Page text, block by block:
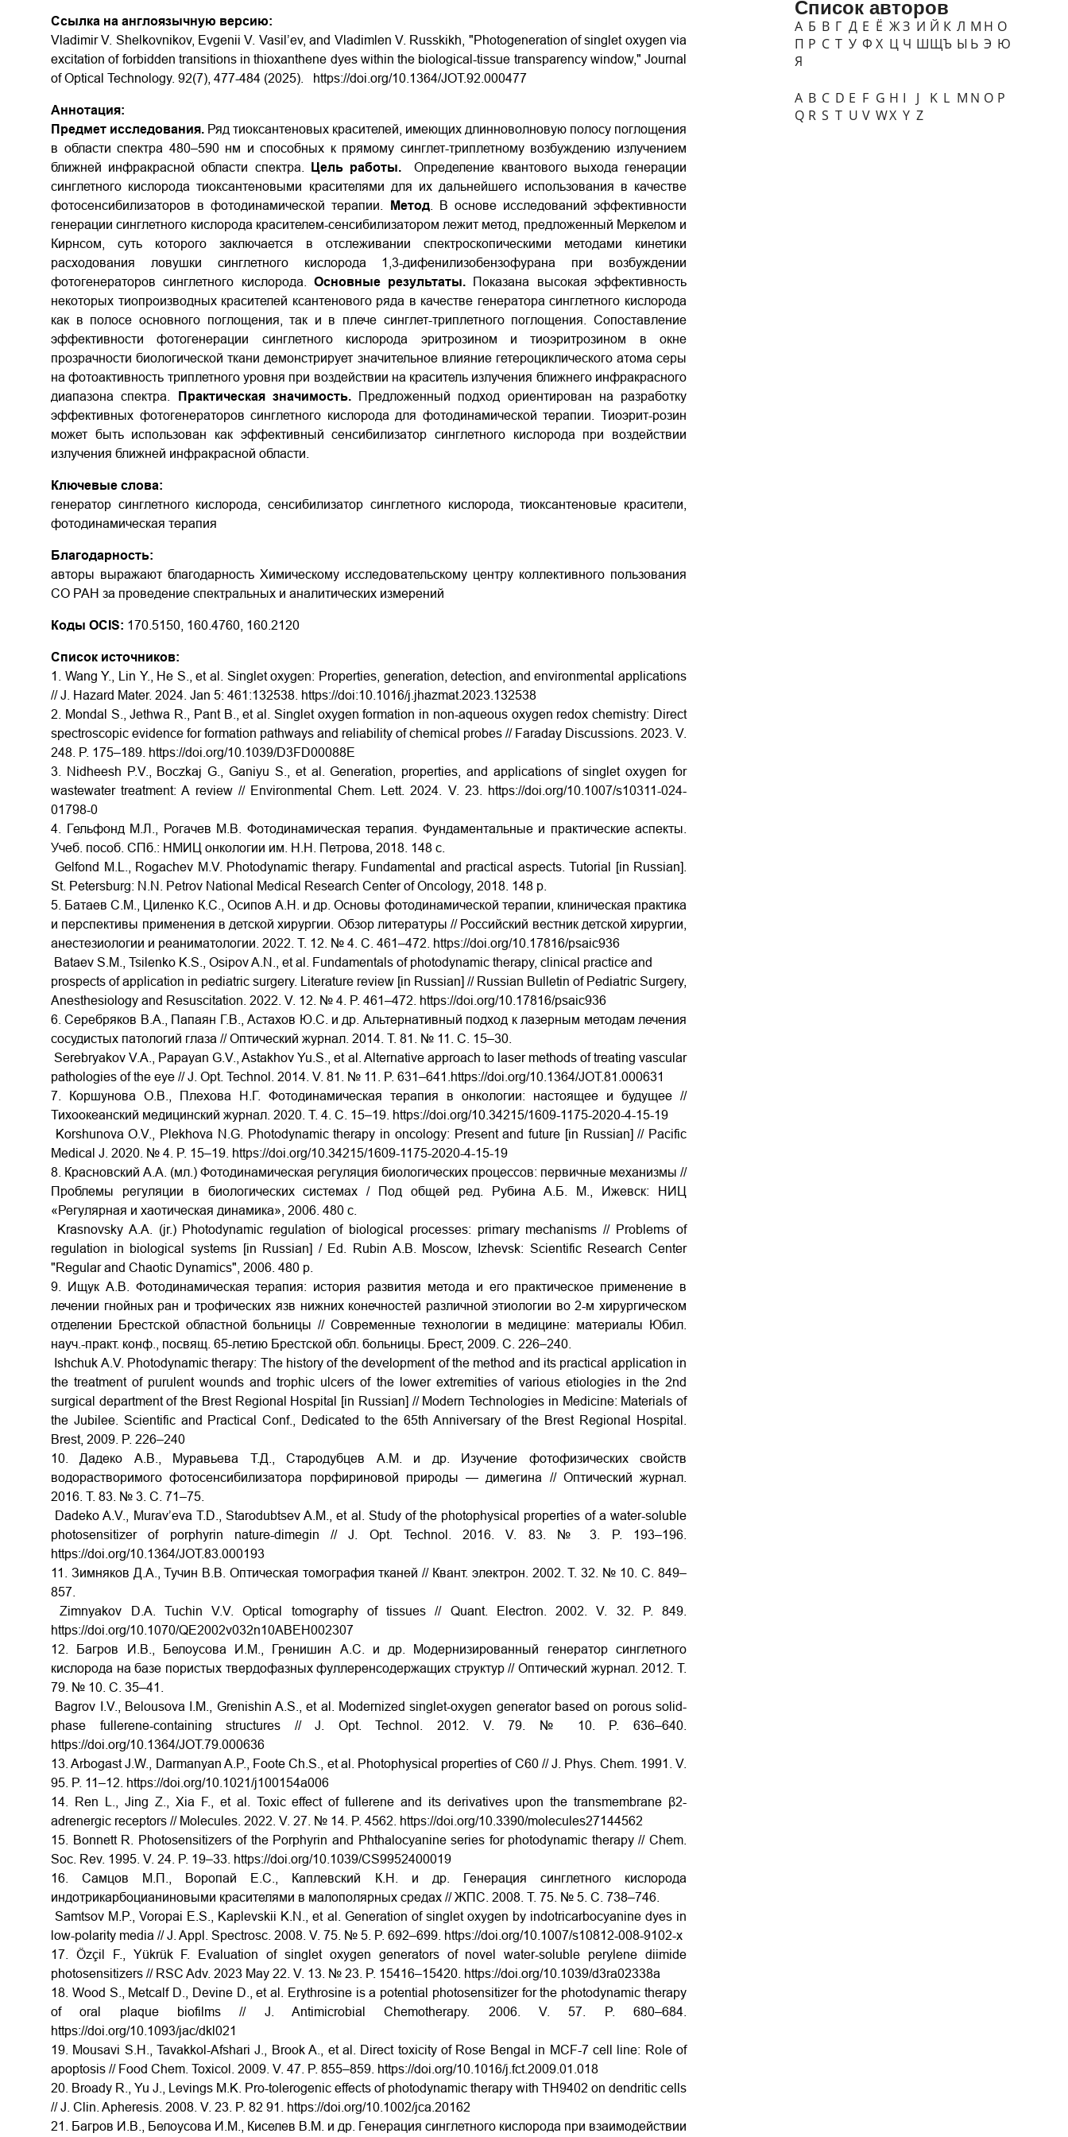
Ссылка на англоязычную версию:
Vladimir V. Shelkovnikov, Evgenii V. Vasil’ev, and Vladimlen V. Russkikh, "Photogeneration of singlet oxygen via
excitation of forbidden transitions in thioxanthene dyes within the biological-tissue transparency window," Journal
of Optical Technology. 92(7), 477-484 (2025).
https://doi.org/10.1364/JOT.92.000477
Аннотация:
Предмет исследования. Ряд тиоксантеновых красителей, имеющих длинноволновую полосу поглощения
в области спектра 480–590 нм и способных к прямому синглет-триплетному возбуждению излучением
ближней инфракрасной области спектра.
Цель работы. Определение квантового выхода генерации
синглетного кислорода тиоксантеновыми красителями для их дальнейшего использования в качестве
фотосенсибилизаторов в фотодинамической терапии.
Метод. В основе исследований эффективности
генерации синглетного кислорода красителем-сенсибилизатором лежит метод, предложенный Меркелом и
Кирнсом, суть которого заключается в отслеживании спектроскопическими методами кинетики
расходования ловушки синглетного кислорода 1,3-дифенилизобензофурана при возбуждении
фотогенераторов синглетного кислорода. Основные результаты. Показана высокая эффективность
некоторых тиопроизводных красителей ксантенового ряда в качестве генератора синглетного кислорода
как в полосе основного поглощения, так и в плече синглет-триплетного поглощения. Сопоставление
эффективности фотогенерации синглетного кислорода эритрозином и тиоэритрозином в окне
прозрачности биологической ткани демонстрирует значительное влияние гетероциклического атома серы
на фотоактивность триплетного уровня при воздействии на краситель излучения ближнего инфракрасного
диапазона спектра.
Практическая значимость.Предложенный подход ориентирован на разработку
эффективных фотогенераторов синглетного кислорода для фотодинамической терапии. Тиоэрит-розин
может быть использован как эффективный сенсибилизатор синглетного кислорода при воздействии
излучения ближней инфракрасной области.
Ключевые слова:
генератор синглетного кислорода, сенсибилизатор синглетного кислорода, тиоксантеновые красители,
фотодинамическая терапия
Благодарность:
авторы выражают благодарность Химическому исследовательскому центру коллективного пользования
СО РАН за проведение спектральных и аналитических измерений
Коды OCIS: 170.5150, 160.4760, 160.2120
Список источников:
1. Wang Y., Lin Y., He S., et al. Singlet oxygen: Properties, generation, detection, and environmental applications
// J. Hazard Mater. 2024. Jan 5: 461:132538. https://doi:10.1016/j.jhazmat.2023.132538
2. Mondal S., Jethwa R., Pant B., et al. Singlet oxygen formation in non-aqueous oxygen redox chemistry: Direct
spectroscopic evidence for formation pathways and reliability of chemical probes // Faraday Discussions. 2023. V.
248. P. 175–189. https://doi.org/10.1039/D3FD00088E
3. Nidheesh P.V., Boczkaj G., Ganiyu S., et al. Generation, properties, and applications of singlet oxygen for
wastewater treatment: A review // Environmental Chem. Lett. 2024. V. 23.
https://doi.org/10.1007/s10311-024-
01798-0
4. Гельфонд М.Л., Рогачев М.В. Фотодинамическая терапия. Фундаментальные и практические аспекты.
Учеб. пособ. СПб.: НМИЦ онкологии им. Н.Н. Петрова, 2018. 148 с.
Gelfond M.L., Rogachev M.V. Photodynamic therapy. Fundamental and practical aspects. Tutorial [in Russian].
St. Petersburg: N.N. Petrov National Medical Research Center of Oncology, 2018. 148 p.
5. Батаев С.М., Циленко К.С., Осипов А.Н. и др. Основы фотодинамической терапии, клиническая практика
и перспективы применения в детской хирургии. Обзор литературы // Российский вестник детской хирургии,
анестезиологии и реаниматологии. 2022. Т. 12. № 4. С. 461–472.
https://doi.org/10.17816/psaic936
Bataev S.M., Tsilenko K.S., Osipov A.N., et al. Fundamentals of photodynamic therapy, clinical practice and
prospects of application in pediatric surgery. Literature review [in Russian] // Russian Bulletin of Pediatric Surgery,
Anesthesiology and Resuscitation. 2022. V. 12. № 4. P. 461–472.
https://doi.org/10.17816/psaic936
6. Серебряков В.А., Папаян Г.В., Астахов Ю.С. и др. Альтернативный подход к лазерным методам лечения
сосудистых патологий глаза // Оптический журнал. 2014. Т. 81. № 11. С. 15–30.
Serebryakov V.A., Papayan G.V., Astakhov Yu.S., et al. Alternative approach to laser methods of treating vascular
pathologies of the eye // J. Opt. Technol. 2014. V. 81. № 11. P. 631–641. https://doi.org/10.1364/JOT.81.000631
7. Коршунова О.В., Плехова Н.Г. Фотодинамическая терапия в онкологии: настоящее и будущее //
Тихоокеанский медицинский журнал. 2020. Т. 4. С. 15–19. https://doi.org/10.34215/1609-1175-2020-4-15-19
Korshunova O.V., Plekhova N.G. Photodynamic therapy in oncology: Present and future [in Russian] // Pacific
Medical J. 2020. № 4. P. 15–19. https://doi.org/10.34215/1609-1175-2020-4-15-19
8. Красновский А.А. (мл.) Фотодинамическая регуляция биологических процессов: первичные механизмы //
Проблемы регуляции в биологических системах / Под общей ред. Рубина А.Б. М., Ижевск: НИЦ
«Регулярная и хаотическая динамика», 2006. 480 c.
Krasnovsky A.A. (jr.) Photodynamic regulation of biological processes: primary mechanisms // Problems of
regulation in biological systems [in Russian] / Ed. Rubin A.B. Moscow, Izhevsk: Scientific Research Center
"Regular and Chaotic Dynamics", 2006. 480 p.
9. Ищук А.В. Фотодинамическая терапия: история развития метода и его практическое применение в
лечении гнойных ран и трофических язв нижних конечностей различной этиологии во 2-м хирургическом
отделении Брестской областной больницы // Современные технологии в медицине: материалы Юбил.
науч.-практ. конф., посвящ. 65-летию Брестской обл. больницы. Брест, 2009. С. 226–240.
Ishchuk A.V. Photodynamic therapy: The history of the development of the method and its practical application in
the treatment of purulent wounds and trophic ulcers of the lower extremities of various etiologies in the 2nd
surgical department of the Brest Regional Hospital [in Russian] // Modern Technologies in Medicine: Materials of
the Jubilee. Scientific and Practical Conf., Dedicated to the 65th Anniversary of the Brest Regional Hospital.
Brest, 2009. P. 226–240
10. Дадеко А.В., Муравьева Т.Д., Стародубцев А.М. и др. Изучение фотофизических свойств
водорастворимого фотосенсибилизатора порфириновой природы — димегина // Оптический журнал.
2016. Т. 83. № 3. С. 71–75.
Dadeko A.V., Murav’eva T.D., Starodubtsev A.M., et al. Study of the photophysical properties of a water-soluble
photosensitizer of porphyrin nature-dimegin // J. Opt. Technol. 2016. V. 83. № 3. P. 193–196.
https://doi.org/10.1364/JOT.83.000193
11. Зимняков Д.А., Тучин В.В. Оптическая томография тканей // Квант. электрон. 2002. Т. 32. № 10. С. 849–
857.
Zimnyakov D.A. Tuchin V.V. Optical tomography of tissues // Quant. Electron. 2002. V. 32. P. 849.
https://doi.org/10.1070/QE2002v032n10ABEH002307
12. Багров И.В., Белоусова И.М., Гренишин А.С. и др. Модернизированный генератор синглетного
кислорода на базе пористых твердофазных фуллеренсодержащих структур // Оптический журнал. 2012. Т.
79. № 10. С. 35–41.
Bagrov I.V., Belousova I.M., Grenishin A.S., et al. Modernized singlet-oxygen generator based on porous solid-
phase fullerene-containing structures // J. Opt. Technol. 2012. V. 79. № 10. P. 636–640.
https://doi.org/10.1364/JOT.79.000636
13. Arbogast J.W., Darmanyan A.P., Foote Ch.S., et al. Photophysical properties of C60 // J. Phys. Chem. 1991. V.
95. P. 11–12.
https://doi.org/10.1021/j100154a006
14. Ren L., Jing Z., Xia F., et al. Toxic effect of fullerene and its derivatives upon the transmembrane β2-
adrenergic receptors // Molecules. 2022. V. 27. № 14. P. 4562.
https://doi.org/10.3390/molecules27144562
15. Bonnett R. Photosensitizers of the Porphyrin and Phthalocyanine series for photodynamic therapy // Chem.
Soc. Rev. 1995. V. 24. P. 19–33. https://doi.org/10.1039/CS9952400019
16. Самцов М.П., Воропай Е.С., Каплевский К.Н. и др. Генерация синглетного кислорода
индотрикарбоцианиновыми красителями в малополярных средах // ЖПС. 2008. Т. 75. № 5. C. 738–746.
Samtsov M.P., Voropai E.S., Kaplevskii K.N., et al. Generation of singlet oxygen by indotricarbocyanine dyes in
low-polarity media // J. Appl. Spectrosc. 2008. V. 75. № 5. P. 692–699. https://doi.org/10.1007/s10812-008-9102-x
17. Özçil F., Yükrük F. Evaluation of singlet oxygen generators of novel water-soluble perylene diimide
photosensitizers // RSC Adv. 2023 May 22. V. 13. № 23. P. 15416–15420. https://doi.org/10.1039/d3ra02338a
18. Wood S., Metcalf D., Devine D., et al. Erythrosine is a potential photosensitizer for the photodynamic therapy
of oral plaque biofilms // J. Antimicrobial Chemotherapy. 2006. V. 57. P. 680–684.
https://doi.org/10.1093/jac/dkl021
19. Mousavi S.H., Tavakkol-Afshari J., Brook A., et al. Direct toxicity of Rose Bengal in MCF-7 cell line: Role of
apoptosis // Food Chem. Toxicol. 2009. V. 47. P. 855–859. https://doi.org/10.1016/j.fct.2009.01.018
20. Broady R., Yu J., Levings M.K. Pro-tolerogenic effects of photodynamic therapy with TH9402 on dendritic cells
// J. Clin. Apheresis. 2008. V. 23. P. 82 91.
https://doi.org/10.1002/jca.20162
21. Багров И.В., Белоусова И.М., Киселев В.М. и др. Генерация синглетного кислорода при взаимодействии
Список авторов
А Б В Г Д Е Ё ЖЗ И Й К Л М Н О
П Р С Т У Ф Х Ц Ч ШЩЪ Ы Ь Э Ю
Я
A B C D E F G H I J K L M N O P
Q R S T U V WX Y Z